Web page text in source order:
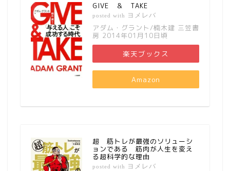
GIVE ＆ TAKE
posted with ヨメレバ
アダム・グラント/楠木建 三笠書
房 2014年01月10日頃
楽天ブックス
Amazon
超 筋トレが最強のソリューシ
ョンである 筋肉が人生を変え
る超科学的な理由
posted with ヨメレバ